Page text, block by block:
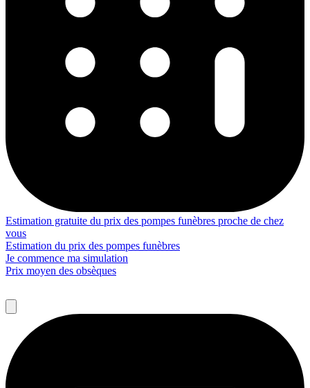
Estimation gratuite du prix des pompes funèbres proche de chez
vous
Estimation du prix des pompes funèbres
Je commence ma simulation
Prix moyen des obsèques